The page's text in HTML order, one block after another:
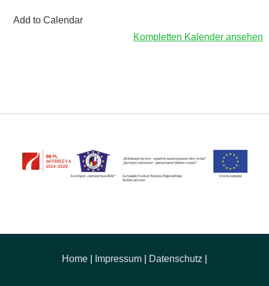
Add to Calendar
Kompletten Kalender ansehen
Home Impressum Datenschutz